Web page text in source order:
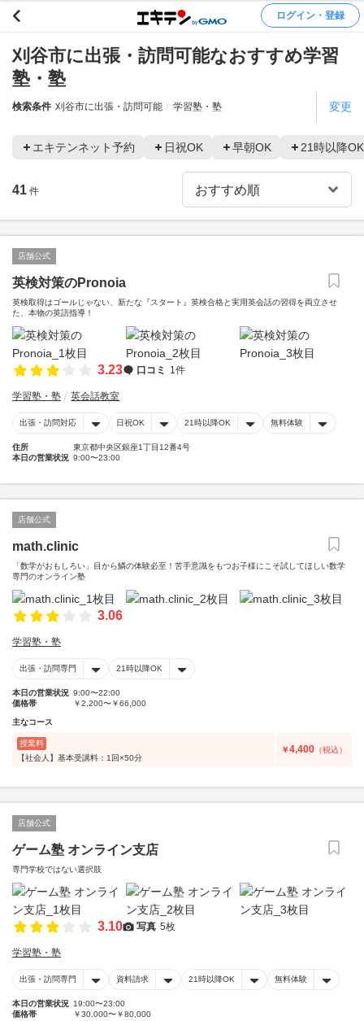
ログイン・登録
刈谷市に出張・訪問可能なおすすめ学習
塾・塾
検索条件 刈谷市に出張・訪問可能 学習塾・塾 変更
エキテンネット予約 日祝OK 早朝OK 21時以降OK
41 件
店舗公式
英検対策のPronoia
英検取得はゴールじゃない、新たな『スタート』英検合格と実用英会話の習得を両立させ
た、本物の英語指導！
3.23 口コミ 1件
学習塾・塾 英会話教室
出張・訪問対応 日祝OK 21時以降OK 無料体験
住所
東京都中央区銀座1丁目12番4号
本日の営業状況 9:00〜23:00
店舗公式
math.clinic
「数学がおもしろい」目から鱗の体験必至！苦手意識をもつお子様にこそ試してほしい数学
専門のオンライン塾
3.06
学習塾・塾
出張・訪問専門 21時以降OK
本日の営業状況 9:00〜22:00
価格帯
￥2,200〜￥66,000
主なコース
授業料
【社会人】基本受講料：1回×50分
￥4,400 （税込）
店舗公式
ゲーム塾 オンライン支店
専門学校ではない選択肢
3.10 写真 5枚
学習塾・塾
出張・訪問専門 資料請求 21時以降OK 無料体験
本日の営業状況 19:00〜23:00
価格帯
￥30,000〜￥80,000